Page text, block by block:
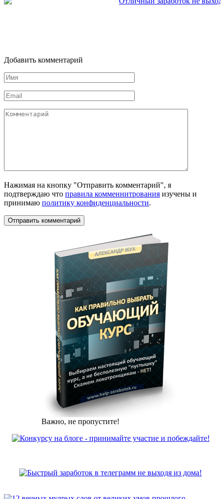
Добавить комментарий
Имя
*
Email
*
Комментарий
Нажимая на кнопку "Отправить комментарий", я
подтверждаю что правила комменнитрования изучены и
принимаю политику конфиденциальности.
Важно, не пропустите!